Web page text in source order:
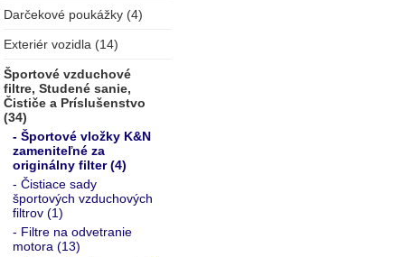
Darčekové poukážky (4)
Exteriér vozidla (14)
Športové vzduchové
filtre, Studené sanie,
Čističe a Príslušenstvo
(34)
- Športové vložky K&N
zameniteľné za
originálny filter (4)
- Čistiace sady
športových vzduchových
filtrov (1)
- Filtre na odvetranie
motora (13)